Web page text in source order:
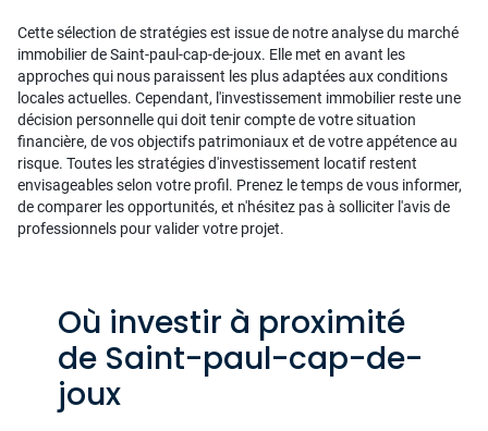
Cette sélection de stratégies est issue de notre analyse du marché
immobilier de Saint-paul-cap-de-joux. Elle met en avant les
approches qui nous paraissent les plus adaptées aux conditions
locales actuelles. Cependant, l'investissement immobilier reste une
décision personnelle qui doit tenir compte de votre situation
financière, de vos objectifs patrimoniaux et de votre appétence au
risque. Toutes les stratégies d'investissement locatif restent
envisageables selon votre profil. Prenez le temps de vous informer,
de comparer les opportunités, et n'hésitez pas à solliciter l'avis de
professionnels pour valider votre projet.
Où investir à proximité
de Saint-paul-cap-de-
joux